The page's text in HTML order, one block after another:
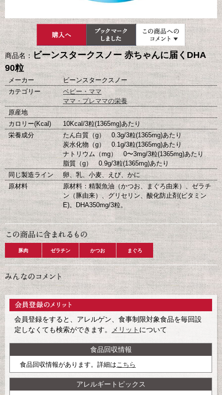
商品名：ビーンスタークスノー 赤ちゃんに届くDHA
90粒
メーカー
ビーンスタークスノー
カテゴリー
ベビー・ママ
ママ・プレママの栄養
原産地
カロリー(Kcal)
10Kcal/3粒(1365mg)あたり
栄養成分
たん白質（g） 0.3g/3粒(1365mg)あたり
炭水化物（g） 0.1g/3粒(1365mg)あたり
ナトリウム（mg） 0〜3mg/3粒(1365mg)あたり
脂質（g） 0.9g/3粒(1365mg)あたり
同じ製造ライン
卵、乳、小麦、えび、かに
原材料
原材料：精製魚油（かつお、まぐろ由来）、ゼラチ
ン（豚由来）、グリセリン、酸化防止剤(ビタミン
E)。DHA350mg/3粒。
豚肉 ゼラチン かつお まぐろ
会員登録をすると、アレルゲン、食事制限対象食品を毎回設
定しなくても検索ができます。
メリット について
食品回収情報
食品回収情報があります。詳細はこちら
アレルギートピックス